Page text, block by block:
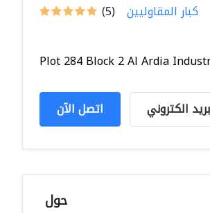
(5) كبار المقاوليين
Plot 284 Block 2 Al Ardia
اتصل الآن الكتروني
حول